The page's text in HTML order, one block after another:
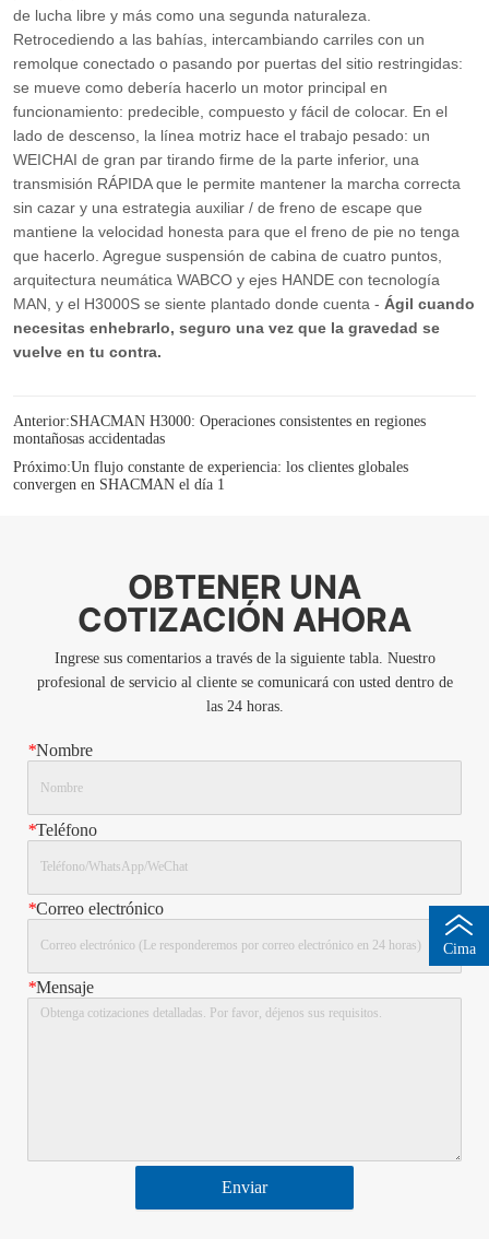
Anterior:SHACMAN H3000: Operaciones consistentes en regiones
montañosas accidentadas
Próximo:Un flujo constante de experiencia: los clientes globales
convergen en SHACMAN el día 1
OBTENER UNA
COTIZACIÓN AHORA
Ingrese sus comentarios a través de la siguiente tabla. Nuestro
profesional de servicio al cliente se comunicará con usted dentro de
las 24 horas.
*Nombre
*Teléfono
*Correo electrónico
*Mensaje
Enviar
Cima